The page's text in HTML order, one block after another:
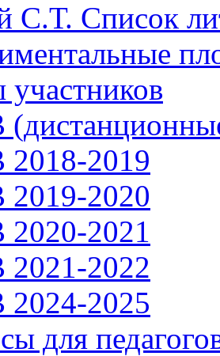
С.Т. Список
2019
2020
2021
2022
2025
для